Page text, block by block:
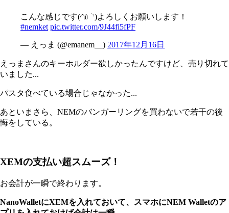
こんな感じです(◜௰◝)よろしくお願いします！
#nemket pic.twitter.com/9J44fi5fPF
— えっま (@emanem__) 2017年12月16日
えっまさんのキーホルダー欲しかったんですけど、売り切れて
いました...
パスタ食べている場合じゃなかった...
あといまさら、NEMのバンガーリングを買わないで若干の後
悔をしている。
XEMの支払い超スムーズ！
お会計が一瞬で終わります。
NanoWalletにXEMを入れておいて、スマホにNEM Walletのア